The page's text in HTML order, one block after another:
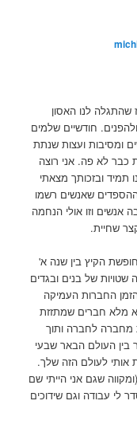
מאז שהתגלה לנו האסון
חודשיים שלמים
ומסיבות ועצות שנתת
כבר לא פה. אני רוצה
תמיד ובזכותך מצאתי
שאנשים רשמו
וזו אולי הנחמה
שחיית.
הקיץ בין שנה א'
של בנים ובגדים
הזמן החברות העמיקה
מלא חברים שמתזזת
מחברה לחברה ותוך
בין העולם הבאר שבעי
לעולם הזה שלך.
שגם אני הייתי שם
לי עבודה וגם שידוכים